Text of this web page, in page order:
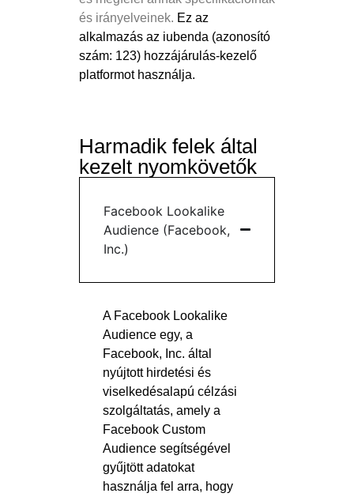
és irányelveinek. Ez az
alkalmazás az iubenda (azonosító
szám: 123) hozzájárulás-kezelő
platformot használja.
Harmadik felek által
kezelt nyomkövetők
Facebook Lookalike
Audience (Facebook,
Inc.)
A Facebook Lookalike
Audience egy, a
Facebook, Inc. által
nyújtott hirdetési és
viselkedésalapú célzási
szolgáltatás, amely a
Facebook Custom
Audience segítségével
gyűjtött adatokat
használja fel arra, hogy